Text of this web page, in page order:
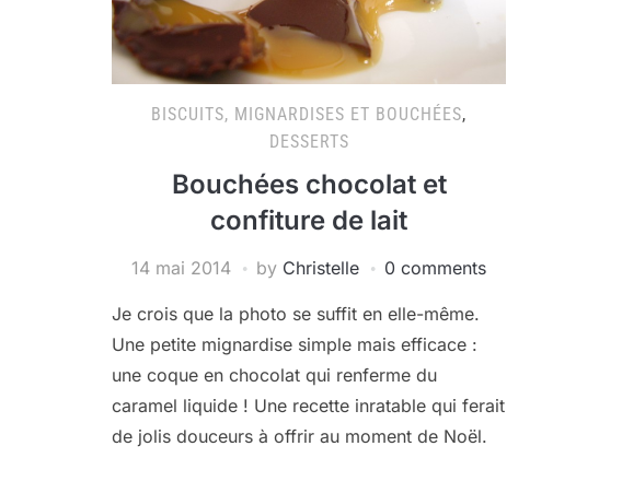
BISCUITS, MIGNARDISES ET BOUCHÉES,
DESSERTS
Bouchées chocolat et
confiture de lait
14 mai 2014 by Christelle 0 comments
Je crois que la photo se suffit en elle-même.
Une petite mignardise simple mais efficace :
une coque en chocolat qui renferme du
caramel liquide ! Une recette inratable qui ferait
de jolis douceurs à offrir au moment de Noël.